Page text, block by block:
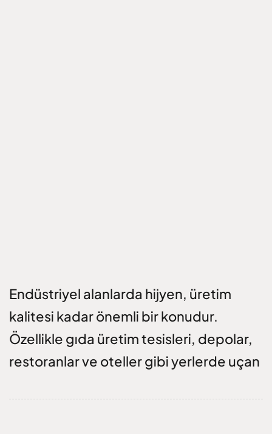
Endüstriyel alanlarda hijyen, üretim
kalitesi kadar önemli bir konudur.
Özellikle gıda üretim tesisleri, depolar,
restoranlar ve oteller gibi yerlerde uçan